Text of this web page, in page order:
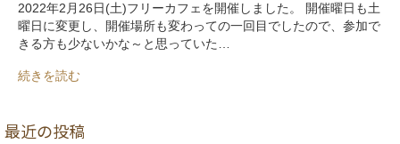
2022年2月26日(土)フリーカフェを開催しました。 開催曜日も土
曜日に変更し、開催場所も変わっての一回目でしたので、参加で
きる方も少ないかな～と思っていた…
続きを読む
最近の投稿